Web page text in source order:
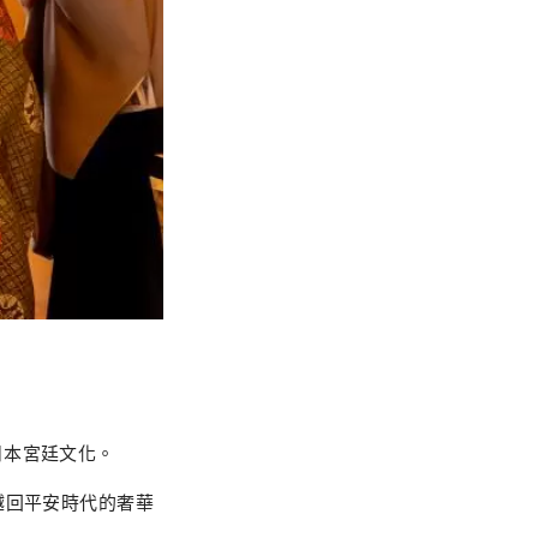
宮廷文化。
平安時代的奢華